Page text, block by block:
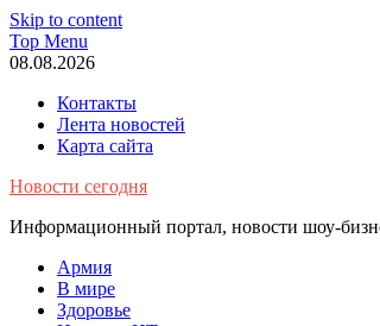
Skip to content
Top Menu
08.08.2026
Контакты
Лента новостей
Карта сайта
Новости сегодня
Информационный портал, новости шоу-
Армия
В мире
Здоровье